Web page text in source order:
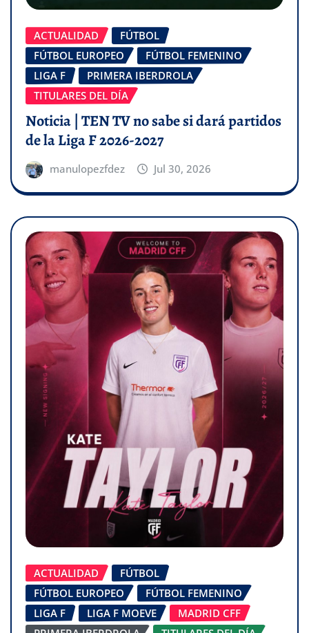
ACTUALIDAD
FÚTBOL
FÚTBOL EUROPEO
FÚTBOL FEMENINO
LIGA F
PRIMERA IBERDROLA
TITULARES DEL DÍA
Noticia | TEN TV no sabe si dará partidos
de la Liga F 2026-2027
manulopezfdez Jul 30, 2026
ACTUALIDAD
FÚTBOL
FÚTBOL EUROPEO
FÚTBOL FEMENINO
LIGA F
LIGA F MOEVE
MADRID CFF